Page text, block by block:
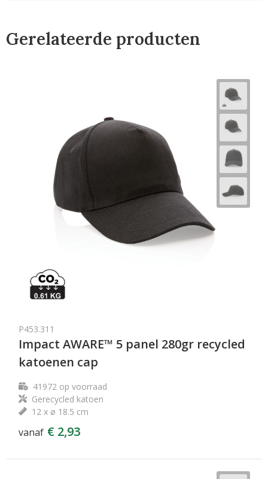
Gerelateerde producten
P453.311
Impact AWARE™ 5 panel 280gr recycled
katoenen cap
41972op voorraad
Gerecycled katoen
12 x ø 18.5 cm
vanaf € 2,93